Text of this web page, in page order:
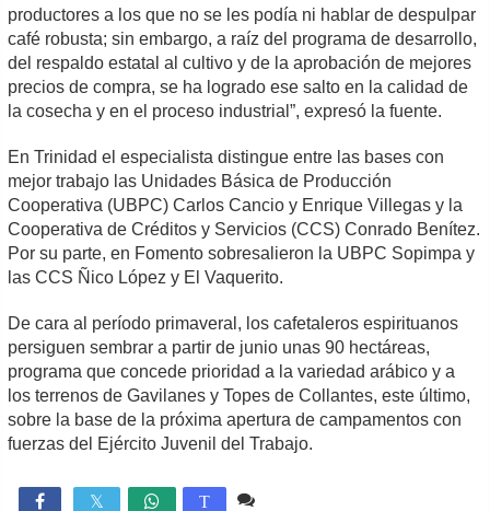
productores a los que no se les podía ni hablar de despulpar
café robusta; sin embargo, a raíz del programa de desarrollo,
del respaldo estatal al cultivo y de la aprobación de mejores
precios de compra, se ha logrado ese salto en la calidad de
la cosecha y en el proceso industrial”, expresó la fuente.
En Trinidad el especialista distingue entre las bases con
mejor trabajo las Unidades Básica de Producción
Cooperativa (UBPC) Carlos Cancio y Enrique Villegas y la
Cooperativa de Créditos y Servicios (CCS) Conrado Benítez.
Por su parte, en Fomento sobresalieron la UBPC Sopimpa y
las CCS Ñico López y El Vaquerito.
De cara al período primaveral, los cafetaleros espirituanos
persiguen sembrar a partir de junio unas 90 hectáreas,
programa que concede prioridad a la variedad arábico y a
los terrenos de Gavilanes y Topes de Collantes, este último,
sobre la base de la próxima apertura de campamentos con
fuerzas del Ejército Juvenil del Trabajo.
 T